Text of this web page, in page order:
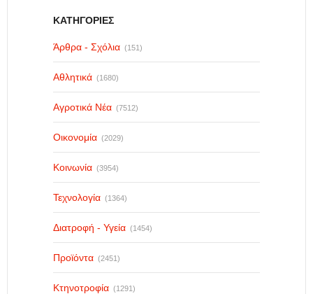
ΚΑΤΗΓΟΡΙΕΣ
Άρθρα - Σχόλια (151)
Αθλητικά (1680)
Αγροτικά Νέα (7512)
Οικονομία (2029)
Κοινωνία (3954)
Τεχνολογία (1364)
Διατροφή - Υγεία (1454)
Προϊόντα (2451)
Κτηνοτροφία (1291)